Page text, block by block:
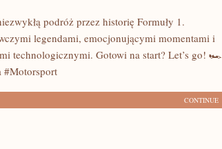
podróż przez historię Formuły 1.
legendami, emocjonującymi momentami i
technologicznymi. Gotowi na start? Let’s go! 🏎️
#Motorsport
CONTINUE